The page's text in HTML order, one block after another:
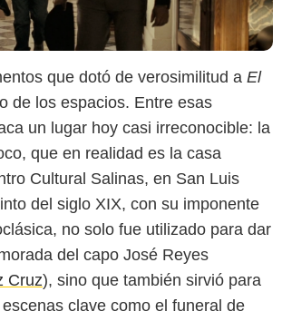
que dotó de verosimilitud a El
de los espacios. Entre esas
un lugar hoy casi irreconocible: la
que en realidad es la casa
Cultural Salinas, en San Luis
del siglo XIX, con su imponente
no solo fue utilizado para dar
del capo José Reyes
Cruz), sino que también sirvió para
clave como el funeral de
Cultural México / Bandidos Films